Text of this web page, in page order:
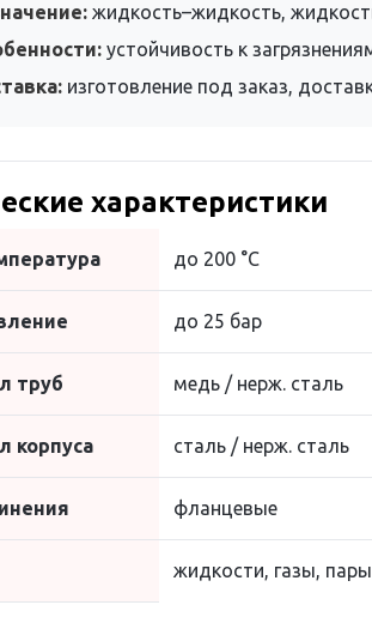
жидкость–жидкость,
устойчивость к
изготовление под заказ,
характеристики
до 200 °C
до 25 бар
труб медь / нерж. сталь
корпуса сталь / нерж. сталь
фланцевые
жидкости, газы, пары